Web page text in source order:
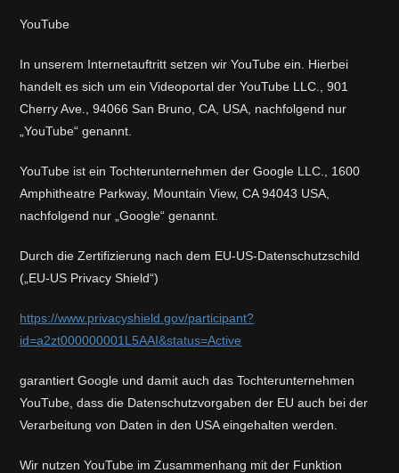
YouTube
In unserem Internetauftritt setzen wir YouTube ein. Hierbei
handelt es sich um ein Videoportal der YouTube LLC., 901
Cherry Ave., 94066 San Bruno, CA, USA, nachfolgend nur
„YouTube“ genannt.
YouTube ist ein Tochterunternehmen der Google LLC., 1600
Amphitheatre Parkway, Mountain View, CA 94043 USA,
nachfolgend nur „Google“ genannt.
Durch die Zertifizierung nach dem EU-US-Datenschutzschild
(„EU-US Privacy Shield“)
https://www.privacyshield.gov/participant?
id=a2zt000000001L5AAI&status=Active
garantiert Google und damit auch das Tochterunternehmen
YouTube, dass die Datenschutzvorgaben der EU auch bei der
Verarbeitung von Daten in den USA eingehalten werden.
Wir nutzen YouTube im Zusammenhang mit der Funktion